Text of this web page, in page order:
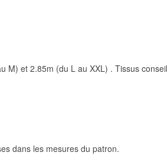
M) et 2.85m (du L au XXL) . Tissus
dans les mesures du patron.